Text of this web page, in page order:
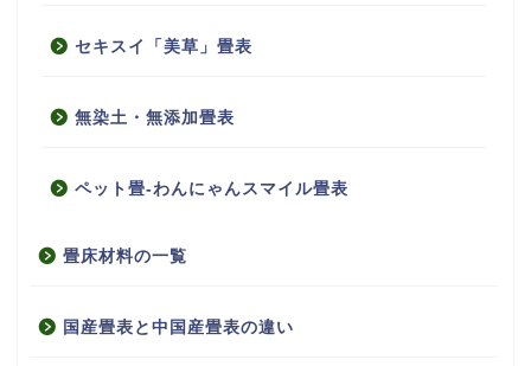
セキスイ「美草」畳表
無染土・無添加畳表
ペット畳-わんにゃんスマイル畳表
畳床材料の一覧
国産畳表と中国産畳表の違い